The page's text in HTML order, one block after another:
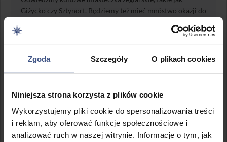
Zgoda Szczegóły O plikach cookies
Niniejsza strona korzysta z plików cookie
Wykorzystujemy pliki cookie do spersonalizowania treści
i reklam, aby oferować funkcje społecznościowe i
analizować ruch w naszej witrynie. Informacje o tym, jak
Giżycko czy Sztynort. Będziemy też mieć mnóstwo okazji do
ORIENTACYJNY PLAN REJSU
pierwsze spotkanie z instruktorami. Instruktorzy zabierają
swoje załogi na jachty. Do wieczora załogi zajmują się
poznawaniem, taklowaniem i klarowaniem jachtu,